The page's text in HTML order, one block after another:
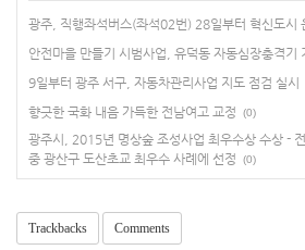
광주, 직행좌석버스(좌석02번) 28일부터 혁신도시
안전마을 만들기 시범사업, 유덕동 자동심장충격기
9일부터 광주 서구, 자동차관리사업 지도 점검 실시
향긋한 국화 내음 가득한 전남여고 교정 (0)
광주시, 2015년 명상숲 조성사업 최우수상 수상 -
중 광산구 도산초교 최우수 사례에 선정
(0)
Trackbacks Comments